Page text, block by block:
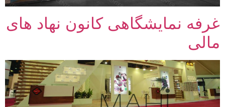
غرفه نمایشگاهی کانون نهاد های
مالی